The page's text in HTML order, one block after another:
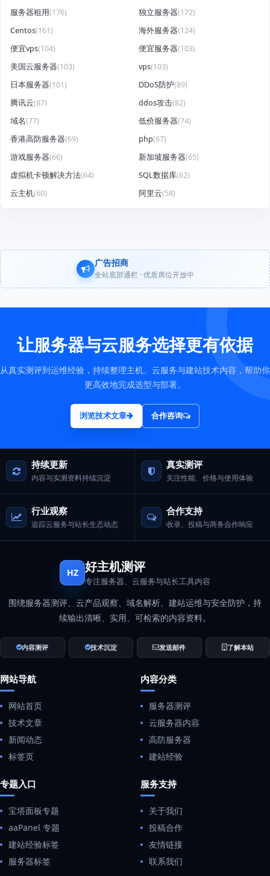
服务器租用(176) 独立服务器(172)
Centos(161) 海外服务器(124)
便宜vps(104) 便宜服务器(103)
美国云服务器(103) vps(103)
日本服务器(101) DDoS防护(89)
腾讯云(87) ddos攻击(82)
域名(77) 低价服务器(74)
香港高防服务器(69) php(67)
游戏服务器(66) 新加坡服务器(65)
虚拟机卡顿解决方法(64) SQL数据库(62)
云主机(60) 阿里云(58)
广告招商
全站底部通栏 · 优质席位开放中
让服务器与云服务选择更有依据
从真实测评到运维经验，持续整理主机、云服务与建站技术内容，帮助你
更高效地完成选型与部署。
浏览技术文章 合作咨询
持续更新
内容与实测资料持续沉淀
真实测评
关注性能、价格与使用体验
行业观察
追踪云服务与站长生态动态
合作支持
收录、投稿与商务合作响应
HZ 好主机测评
专注服务器、云服务与站长工具内容
围绕服务器测评、云产品观察、域名解析、建站运维与安全防护，持
续输出清晰、实用、可检索的内容资料。
内容测评 技术沉淀 发送邮件 了解本站
网站导航
网站首页
技术文章
新闻动态
标签页
内容分类
服务器测评
云服务器内容
高防服务器
建站经验
专题入口
宝塔面板专题
aaPanel 专题
建站经验标签
服务器标签
服务支持
关于我们
投稿合作
友情链接
联系我们